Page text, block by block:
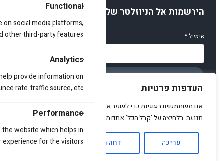
העדפות פרטיות
אנו משתמשים בעוגיות כדי לשפר את האתר, להציג תוכן מותאם ולנתח
תנועה. בלחיצה על 'קבל הכל' אתם מסכימים לכך.
עריכה דחה הכל אשר הכל
Functional
social media platforms,
other third-party features.
Analytics
provide information on
rate, traffic source, etc.
Performance
website which helps in
for the visitors.
הירשמות אל הניוזלטר שלנו
אימייל*
© 2025 amirstuff. All rights reserved.